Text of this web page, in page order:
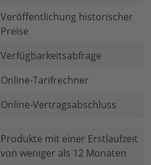
Veröffentlichung historischer
Preise
Verfügbarkeitsabfrage
Online-Tarifrechner
Online-Vertragsabschluss
Produkte mit einer Erstlaufzeit
von weniger als 12 Monaten